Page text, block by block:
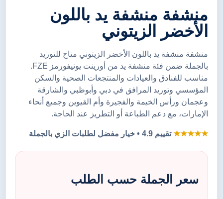
منشفة منشفة يد باللون
الأخضر الزيتوني
منشفة منشفة يد باللون الأخضر الزيتوني متاح للتوريد
بالجملة ضمن فئة منشفة يد من أورينت يونيفورمز FZE.
مناسب للفنادق والعيادات والمنتجعات الصحية والسكن
المؤسسي وتوريد المرافق في دبي وأبوظبي والشارقة
وعجمان ورأس الخيمة والفجيرة وأم القيوين وجميع أنحاء
الإمارات، مع دعم الطباعة أو التطريز عند الحاجة.
★★★★★تقييم 4.9 • خيار مفضل لطلبات الزي بالجملة
سعر الجملة حسب الطلب